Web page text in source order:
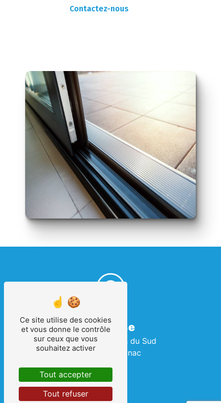
Contactez-nous
Adresse
2 Rue des Terres du Sud
34990 Juvignac
Ce site utilise des cookies
et vous donne le contrôle
sur ceux que vous
souhaitez activer
Tout accepter
Tout refuser